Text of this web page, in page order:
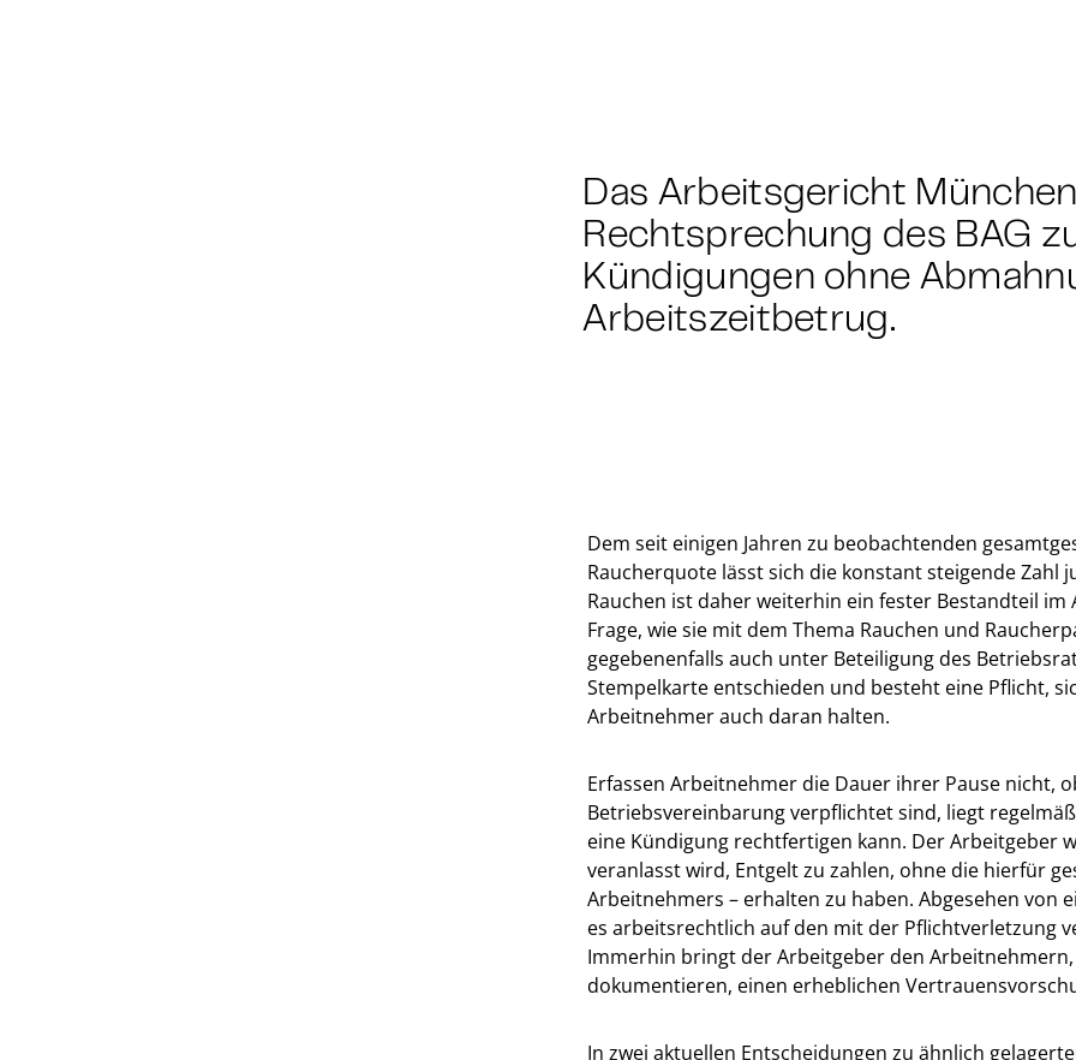
Das Arbeitsgericht
Rechtsprechung des BAG
Kündigungen ohne
Arbeitszeitbetrug.
Dem seit einigen Jahren zu beobachtenden
Raucherquote lässt sich die konstant steigende Zahl
Rauchen ist daher weiterhin ein fester Bestandteil
Frage, wie sie mit dem Thema Rauchen und
gegebenenfalls auch unter Beteiligung des
Stempelkarte entschieden und besteht eine Pflicht,
Arbeitnehmer auch daran halten.
Erfassen Arbeitnehmer die Dauer ihrer Pause nicht,
Betriebsvereinbarung verpflichtet sind, liegt
eine Kündigung rechtfertigen kann. Der Arbeitgeber
veranlasst wird, Entgelt zu zahlen, ohne die hierfür
Arbeitnehmers – erhalten zu haben. Abgesehen von
es arbeitsrechtlich auf den mit der Pflichtverletzung
Immerhin bringt der Arbeitgeber den
dokumentieren, einen erheblichen
In zwei aktuellen Entscheidungen zu ähnlich